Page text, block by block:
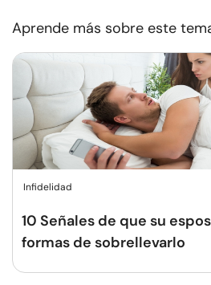
Aprende más sobre este
Infidelidad
10 Señales de que su
formas de sobrellevarlo